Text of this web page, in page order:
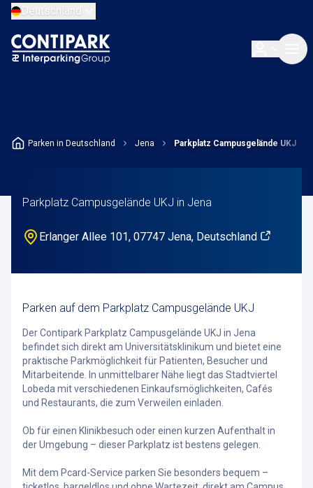
Deutschland
Parken in Deutschland Jena Parkplatz Campusgelände UKJ
Parkplatz Campusgelände UKJ in Jena
Erlanger Allee 101, 07747 Jena, Deutschland
Parken auf dem Parkplatz Campusgelände UKJ
Der Contipark Parkplatz Campusgelände UKJ in Jena
befindet sich direkt am Universitätsklinikum und bietet eine
praktische Parkmöglichkeit für Patienten, Besucher und
Mitarbeitende. In unmittelbarer Nähe liegt das Stadtviertel
Lobeda mit verschiedenen Einkaufsmöglichkeiten, Cafés
und Restaurants, die zum Verweilen einladen.
Ob für einen Klinikbesuch oder einen kurzen Aufenthalt in
der Umgebung – dieser Parkplatz ist bestens gelegen.
Mit dem Pcard-Service parken Sie besonders bequem –